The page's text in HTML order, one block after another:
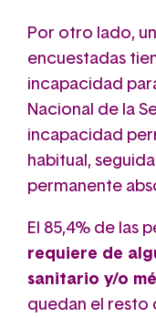
Por otro lado,
encuestadas
incapacidad
Nacional de la
incapacidad
habitual,
permanente
El 85,4% de las
requiere de
sanitario y/o
quedan el resto